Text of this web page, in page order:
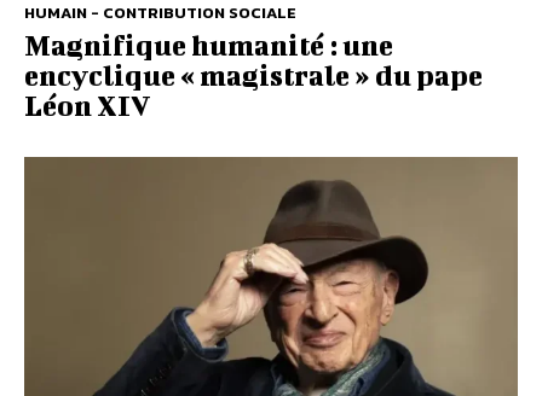
HUMAIN - CONTRIBUTION SOCIALE
Magnifique humanité : une
encyclique « magistrale » du pape
Léon XIV